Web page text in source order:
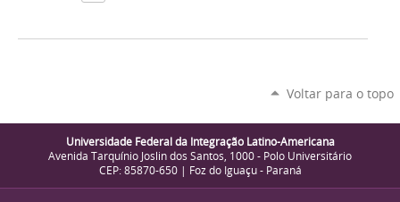
Voltar para o topo
Universidade Federal da Integração Latino-Americana
Avenida Tarquínio Joslin dos Santos, 1000 - Polo Universitário
CEP: 85870-650 | Foz do Iguaçu - Paraná